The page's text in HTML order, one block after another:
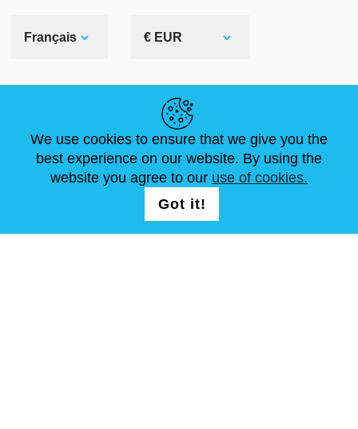
Français € EUR
ACTUALITÉS
ARTICLES
ABOUT US
FAQ
DIMENSIONS
NOUS CONTACTER
We use cookies to ensure that we give you the
best experience on our website. By using the
website you agree to our use of cookies.
Got it!